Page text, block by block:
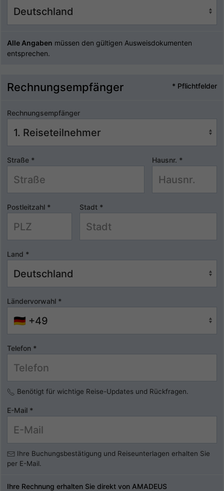
Alle Angaben müssen den gültigen Ausweisdokumenten
entsprechen.
Rechnungsempfänger * Pflichtfelder
Rechnungsempfänger
Straße * Hausnr. *
Postleitzahl * Stadt *
Land *
Ländervorwahl *
Telefon *
Benötigt für wichtige Reise-Updates und Rückfragen.
E-Mail *
Ihre Buchungsbestätigung und Reiseunterlagen erhalten Sie
per E-Mail.
Ihre Rechnung erhalten Sie direkt von AMADEUS